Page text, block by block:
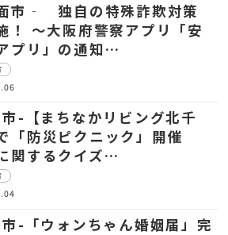
市‐ 独自の特殊詐欺対策
！ ～大阪府警察アプリ「安
プリ」の通知…
-【まちなかリビング北千
「防災ピクニック」開催
関するクイズ…
-「ウォンちゃん婚姻届」完